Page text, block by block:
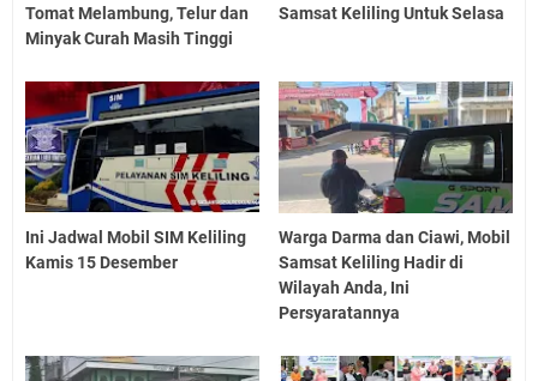
Tomat Melambung, Telur dan
Minyak Curah Masih Tinggi
Samsat Keliling Untuk Selasa
Ini Jadwal Mobil SIM Keliling
Kamis 15 Desember
Warga Darma dan Ciawi, Mobil
Samsat Keliling Hadir di
Wilayah Anda, Ini
Persyaratannya